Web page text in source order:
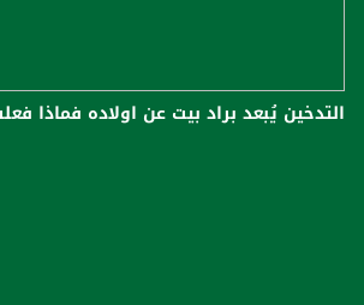
التدخين يُبعد براد بيت عن اولاده فماذا